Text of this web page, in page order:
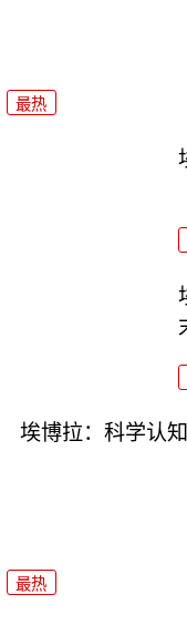
最热
埃博拉：科学认
最热